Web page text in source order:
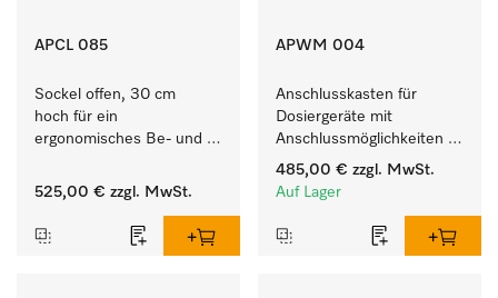
APCL 085
Sockel offen, 30 cm
hoch für ein
ergonomisches Be- und
Waschmaschine und
525,00 € zzgl. MwSt.
APWM 004
Anschlusskasten für
Dosiergeräte mit
Anschlussmöglichkeiten
für maximal 6
Dosierpumpen.
485,00 € zzgl. MwSt.
Auf Lager